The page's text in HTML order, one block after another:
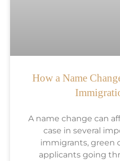
How a Name
A name change can
case in several
immigrants, green
applicants going